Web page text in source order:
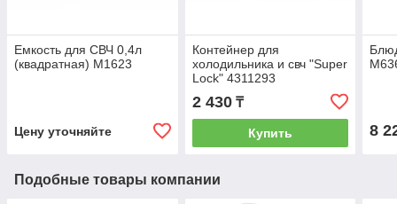
Емкость для СВЧ 0,4л
(квадратная) М1623
Цену уточняйте
Контейнер для
холодильника и свч "Super
Lock" 4311293
2 430₸
Купить 8
Подобные товары компании